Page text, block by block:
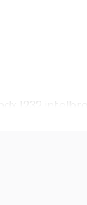
1232 intelbras